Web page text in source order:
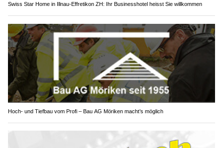
Swiss Star Home in Illnau-Effretikon ZH: Ihr Businesshotel heisst Sie willkommen
Hoch- und Tiefbau vom Profi – Bau AG Möriken macht’s möglich